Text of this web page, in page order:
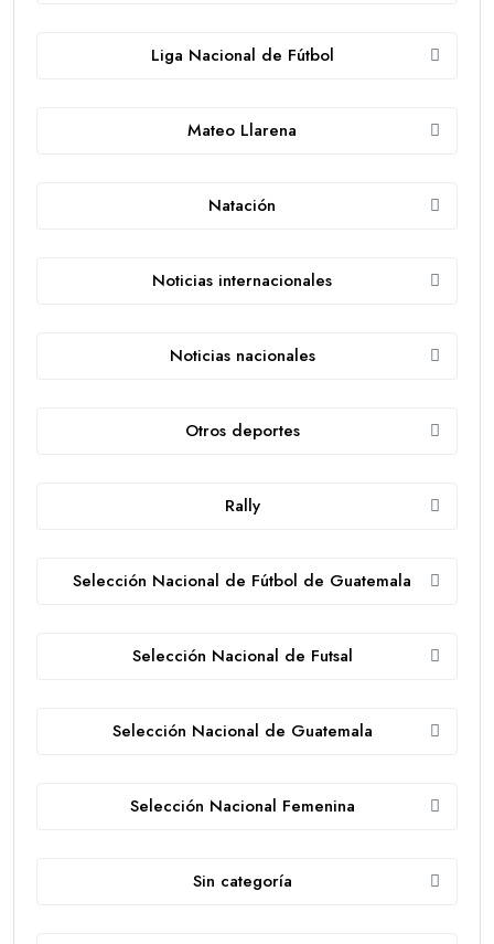
Liga Nacional de Fútbol
Mateo Llarena
Natación
Noticias internacionales
Noticias nacionales
Otros deportes
Rally
Selección Nacional de Fútbol de Guatemala
Selección Nacional de Futsal
Selección Nacional de Guatemala
Selección Nacional Femenina
Sin categoría